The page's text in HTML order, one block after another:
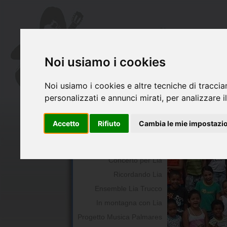
Noi usiamo i cookies
Noi usiamo i cookies e altre tecniche di
personalizzati e annunci mirati, per
Accetto Rifiuto Cambia le mie
Chi siamo
Il Libro di Lia
La chitarra per Lia
Concerto per Lia